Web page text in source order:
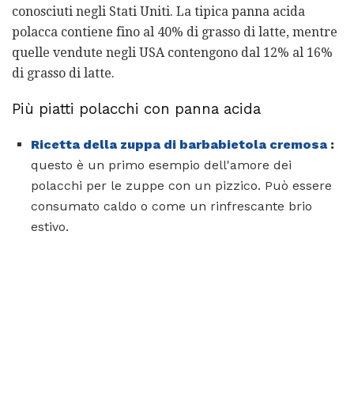
conosciuti negli Stati Uniti. La tipica panna acida
polacca contiene fino al 40% di grasso di latte, mentre
quelle vendute negli USA contengono dal 12% al 16%
di grasso di latte.
Più piatti polacchi con panna acida
Ricetta della zuppa di barbabietola cremosa:
questo è un primo esempio dell'amore dei
polacchi per le zuppe con un pizzico. Può essere
consumato caldo o come un rinfrescante brio
estivo.